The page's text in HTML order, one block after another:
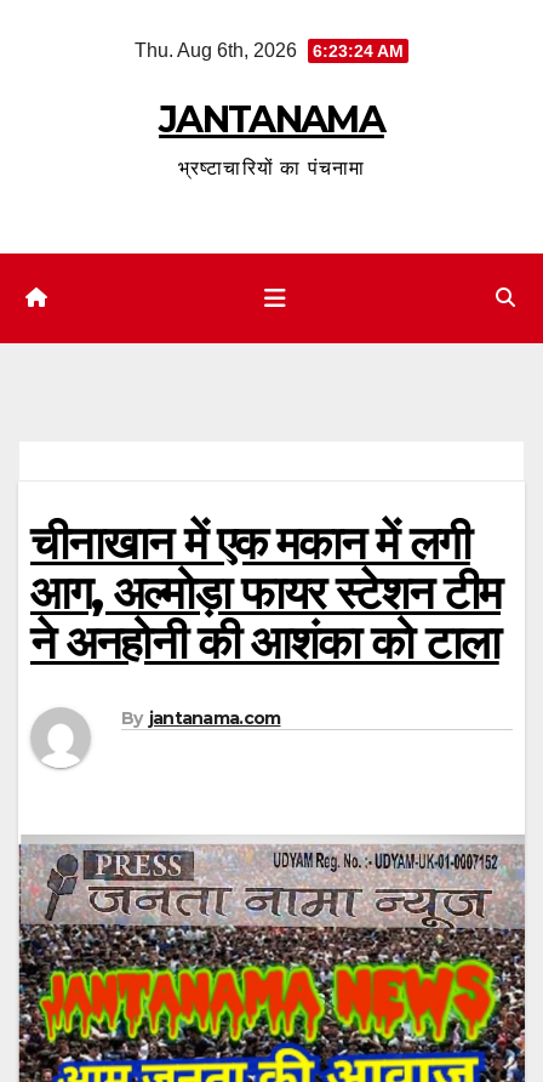
Thu. Aug 6th, 2026 6:23:24 AM
JANTANAMA
भ्रष्टाचारियों का पंचनामा
चीनाखान में एक मकान में लगी
आग, अल्मोड़ा फायर स्टेशन टीम
ने अनहोनी की आशंका को टाला
By jantanama.com